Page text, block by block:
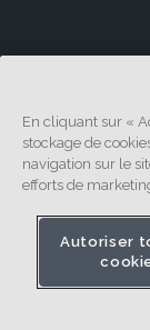
En cliquant sur «
stockage de
navigation sur le
efforts de
Autoriser